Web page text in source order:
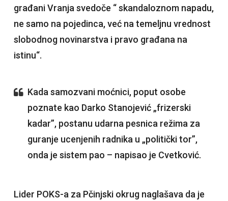
građani Vranja svedoče “ skandaloznom napadu,
ne samo na pojedinca, već na temeljnu vrednost
slobodnog novinarstva i pravo građana na
istinu“.
Kada samozvani moćnici, poput osobe
poznate kao Darko Stanojević „frizerski
kadar”, postanu udarna pesnica režima za
guranje ucenjenih radnika u „politički tor”,
onda je sistem pao – napisao je Cvetković.
Lider POKS-a za Pčinjski okrug naglašava da je